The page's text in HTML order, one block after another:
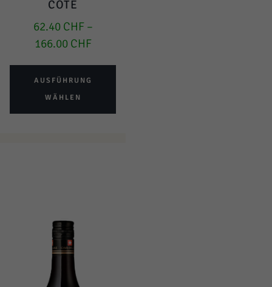
CÔTE
62.40 CHF –
166.00 CHF
AUSFÜHRUNG
WÄHLEN